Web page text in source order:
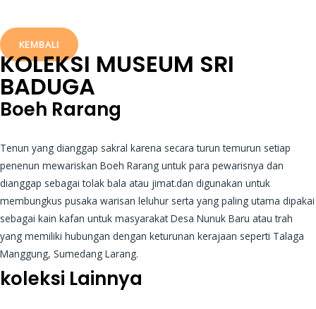
KEMBALI
KOLEKSI MUSEUM SRI
BADUGA
Boeh Rarang
Tenun yang dianggap sakral karena secara turun temurun setiap
penenun mewariskan Boeh Rarang untuk para pewarisnya dan
dianggap sebagai tolak bala atau jimat.dan digunakan untuk
membungkus pusaka warisan leluhur serta yang paling utama dipakai
sebagai kain kafan untuk masyarakat Desa Nunuk Baru atau trah
yang memiliki hubungan dengan keturunan kerajaan seperti Talaga
Manggung, Sumedang Larang.
koleksi Lainnya